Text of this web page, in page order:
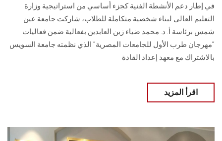
في إطار دعم الأنشطة الفنية كجزء أساسي من استراتيجية وزارة
التعليم العالي لبناء شخصية متكاملة للطلاب، شاركت جامعة عين
شمس برئاسة أ. د. محمد ضياء زين العابدين بفعالية ضمن فعاليات
"مهرجان طرب الأول للجامعات المصرية" الذي نظمته جامعة السويس
بالاشتراك مع معهد إعداد القادة
اقرأ المزيد